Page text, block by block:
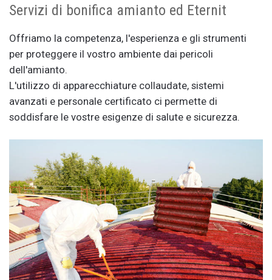
Servizi di bonifica amianto ed Eternit
Offriamo la competenza, l'esperienza e gli strumenti
per proteggere il vostro ambiente dai pericoli
dell'amianto.
L'utilizzo di apparecchiature collaudate, sistemi
avanzati e personale certificato ci permette di
soddisfare le vostre esigenze di salute e sicurezza.